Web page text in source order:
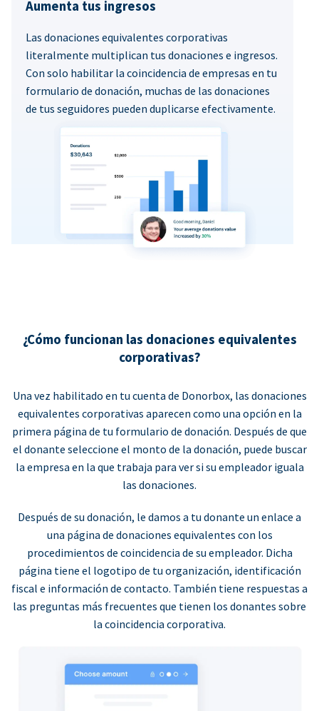
Aumenta tus ingresos
Las donaciones equivalentes corporativas
literalmente multiplican tus donaciones e ingresos.
Con solo habilitar la coincidencia de empresas en tu
formulario de donación, muchas de las donaciones
de tus seguidores pueden duplicarse efectivamente.
¿Cómo funcionan las donaciones equivalentes
corporativas?
Una vez habilitado en tu cuenta de Donorbox, las donaciones
equivalentes corporativas aparecen como una opción en la
primera página de tu formulario de donación. Después de que
el donante seleccione el monto de la donación, puede buscar
la empresa en la que trabaja para ver si su empleador iguala
las donaciones.
Después de su donación, le damos a tu donante un enlace a
una página de donaciones equivalentes con los
procedimientos de coincidencia de su empleador. Dicha
página tiene el logotipo de tu organización, identificación
fiscal e información de contacto. También tiene respuestas a
las preguntas más frecuentes que tienen los donantes sobre
la coincidencia corporativa.